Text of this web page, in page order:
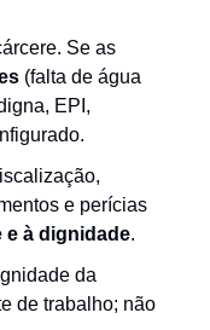
Se as
(falta de água
EPI,
e perícias
e à dignidade.
da
de trabalho; não